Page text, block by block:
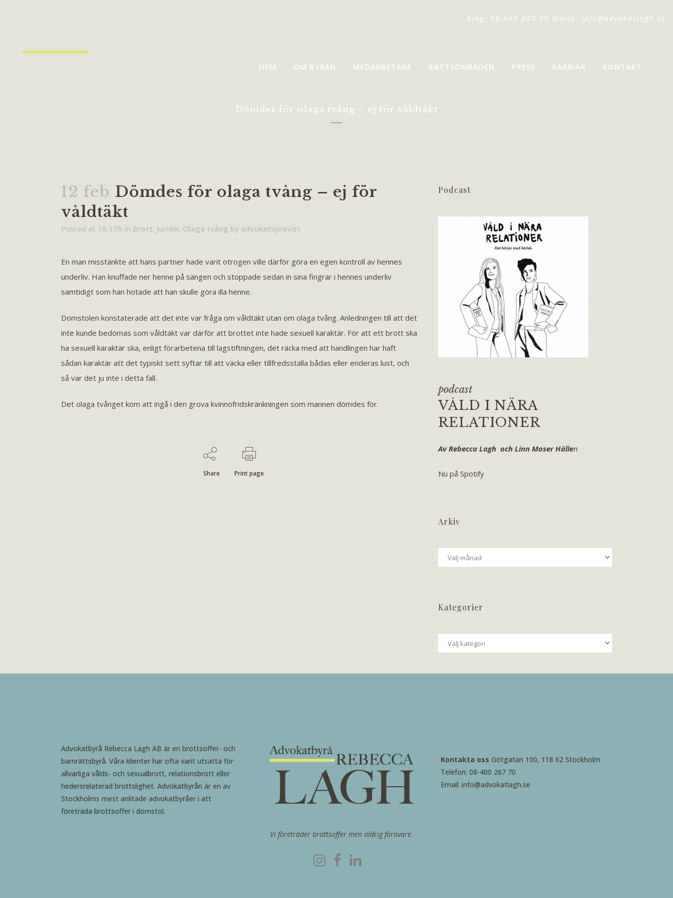
Ring: 08-400 267 70 Maila: info@advokatlagh.se
HEM OM BYRÅN MEDARBETARE RÄTTSOMRÅDEN PRESS KARRIÄR KONTAKT
Dömdes för olaga tvång – ej för våldtäkt
12 feb Dömdes för olaga tvång – ej för
våldtäkt
Posted at 16:17h in Brott, Juridik, Olaga tvång by advokatsjoqvist
En man misstänkte att hans partner hade varit otrogen ville därför göra en egen kontroll av hennes
underliv. Han knuffade ner henne på sängen och stoppade sedan in sina fingrar i hennes underliv
samtidigt som han hotade att han skulle göra illa henne.
Domstolen konstaterade att det inte var fråga om våldtäkt utan om olaga tvång. Anledningen till att det
inte kunde bedömas som våldtäkt var därför att brottet inte hade sexuell karaktär. För att ett brott ska
ha sexuell karaktär ska, enligt förarbetena till lagstiftningen, det räcka med att handlingen har haft
sådan karaktär att det typiskt sett syftar till att väcka eller tillfredsställa bådas eller enderas lust, och
så var det ju inte i detta fall.
Det olaga tvånget kom att ingå i den grova kvinnofridskränkningen som mannen dömdes för.
Share Print page
Podcast
podcast
VÅLD I NÄRA
RELATIONER
Av Rebecca Lagh och Linn Moser Hällen
Nu på Spotify
Arkiv
Arkiv
Kategorier
Kategorier
Advokatbyrå Rebecca Lagh AB är en brottsoffer- och
barnrättsbyrå. Våra klienter har ofta varit utsatta för
allvarliga vålds- och sexualbrott, relationsbrott eller
hedersrelaterad brottslighet. Advokatbyrån är en av
Stockholms mest anlitade advokatbyråer i att
företräda brottsoffer i domstol.
Vi företräder brottsoffer men aldrig förövare.
Kontakta oss Götgatan 100, 118 62 Stockholm
Telefon: 08-400 267 70
Email: info@advokatlagh.se